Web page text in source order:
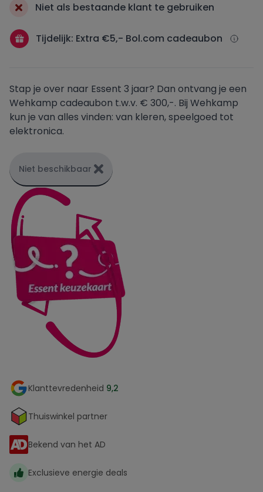
UnitedConsumers
Vandebron
Vattenfall
Niet als bestaande klant te gebruiken
Tijdelijk: Extra €5,- Bol.com cadeaubon
Stap je over naar Essent 3 jaar? Dan ontvang je een
Wehkamp cadeaubon t.w.v. € 300,-. Bij Wehkamp
kun je van alles vinden: van kleren, speelgoed tot
elektronica.
Niet beschikbaar
Klanttevredenheid 9,2
Thuiswinkel partner
Bekend van het AD
Exclusieve energie deals